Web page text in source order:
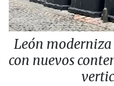
León moderniza
con nuevos